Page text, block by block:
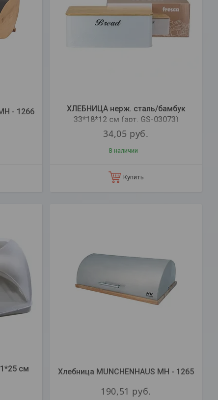
- 1266
ХЛЕБНИЦА нерж. сталь/бамбук
33*18*12 см (арт. GS-03073)
34,05 руб.
В наличии
Купить
см
Хлебница MUNCHENHAUS MH - 1265
190,51 руб.